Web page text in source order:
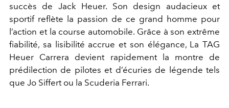
succès de Jack Heuer. Son design audacieux et
sportif reflète la passion de ce grand homme pour
l’action et la course automobile. Grâce à son extrême
fiabilité, sa lisibilité accrue et son élégance, La TAG
Heuer Carrera devient rapidement la montre de
prédilection de pilotes et d’écuries de légende tels
que Jo Siffert ou la Scuderia Ferrari.